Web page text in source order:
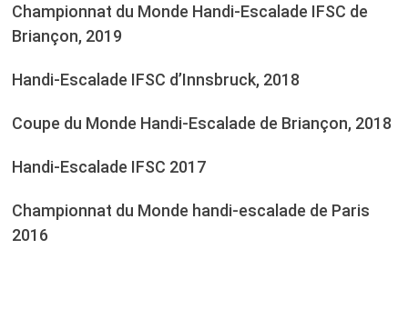
Championnat du Monde Handi-Escalade IFSC de
Briançon, 2019
Handi-Escalade IFSC d’Innsbruck, 2018
Coupe du Monde Handi-Escalade de Briançon, 2018
Handi-Escalade IFSC 2017
Championnat du Monde handi-escalade de Paris
2016